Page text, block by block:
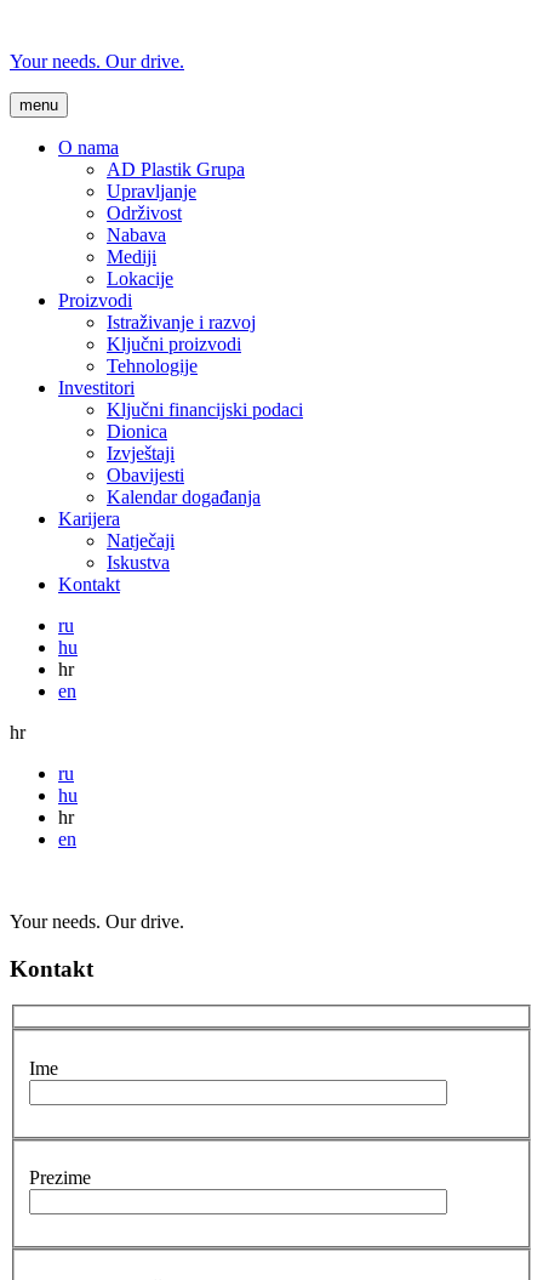
Your needs. Our drive.
menu
O nama
AD Plastik Grupa
Upravljanje
Održivost
Nabava
Mediji
Lokacije
Proizvodi
Istraživanje i razvoj
Ključni proizvodi
Tehnologije
Investitori
Ključni financijski podaci
Dionica
Izvještaji
Obavijesti
Kalendar događanja
Karijera
Natječaji
Iskustva
Kontakt
ru
hu
hr
en
hr
ru
hu
hr
en
Your needs. Our drive.
Kontakt
Ime
Prezime